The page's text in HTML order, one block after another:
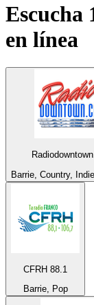
Escucha
en línea
Barrie, Country,
CFRH 88.1
Barrie, Pop